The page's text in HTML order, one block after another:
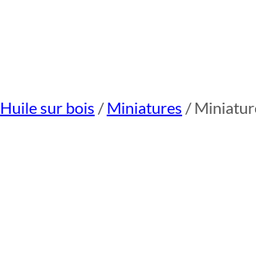
Huile sur bois /Miniatures /